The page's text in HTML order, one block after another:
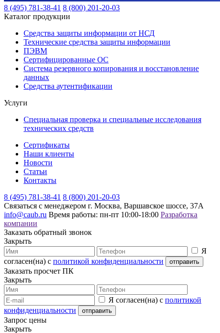
8 (495) 781-38-41 8 (800) 201-20-03
Каталог продукции
Средства защиты информации от НСД
Технические средства защиты информации
ПЭВМ
Сертифицированные ОС
Система резервного копирования и восстановление
данных
Средства аутентификации
Услуги
Специальная проверка и специальные исследования
технических средств
Сертификаты
Наши клиенты
Новости
Статьи
Контакты
8 (495) 781-38-41 8 (800) 201-20-03
Связаться с менеджером г. Москва, Варшавское шоссе, 37А
info@caub.ru Время работы: пн-пт 10:00-18:00 Разработка
компании
Заказать обратный звонок
Закрыть
Я
согласен(на) с политикой конфиденциальности
Заказать просчет ПК
Закрыть
Я согласен(на) с политикой
конфиденциальности
Запрос цены
Закрыть